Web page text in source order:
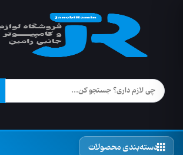
دسته‌بندی محصولات